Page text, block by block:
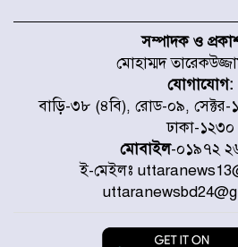
স্মৃতি জাদুঘর
রাজধানীর
অফিসের
সদস্যকে
করেছে র‌্যাব-১
হরমুজ প্রণালি
চূড়ান্ত পর্যায়ে
সম্পাদক ও
মোহাম্মদ
যোগাযোগ:
বাড়ি-৩৮ (৪বি), রোড-০৯, সেক্টর-
ঢাকা-১২৩০
মোবাইল-০১৯৭২
ই-মেইলঃ